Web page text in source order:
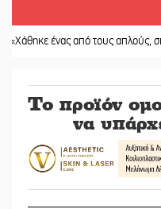
ένας από τους απλούς,
Το προϊόν
να